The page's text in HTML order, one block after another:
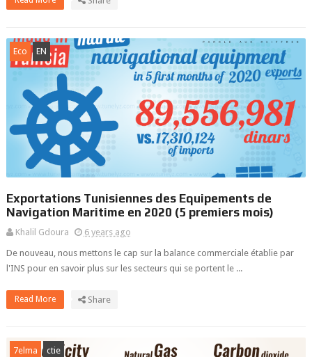
Eco EN
Exportations Tunisiennes des Equipements de
Navigation Maritime en 2020 (5 premiers mois)
Khalil Gdoura
6 years ago
De nouveau, nous mettons le cap sur la balance commerciale établie par
l'INS pour en savoir plus sur les secteurs qui se portent le ...
Read More Share
7elma ctie